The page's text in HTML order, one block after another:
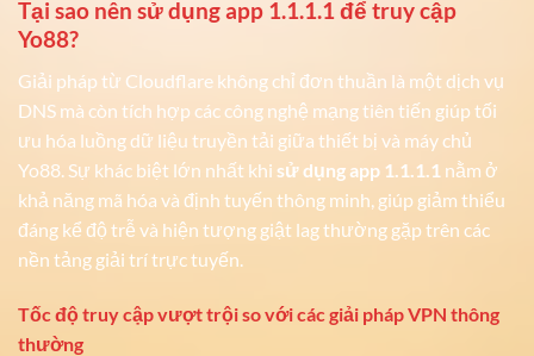
Tại sao nên sử dụng app 1.1.1.1 để truy cập
Yo88?
Giải pháp từ Cloudflare không chỉ đơn thuần là một dịch vụ
DNS mà còn tích hợp các công nghệ mạng tiên tiến giúp tối
ưu hóa luồng dữ liệu truyền tải giữa thiết bị và máy chủ
Yo88. Sự khác biệt lớn nhất khi sử dụng app 1.1.1.1 nằm ở
khả năng mã hóa và định tuyến thông minh, giúp giảm thiểu
đáng kể độ trễ và hiện tượng giật lag thường gặp trên các
nền tảng giải trí trực tuyến.
Tốc độ truy cập vượt trội so với các giải pháp VPN thông
thường